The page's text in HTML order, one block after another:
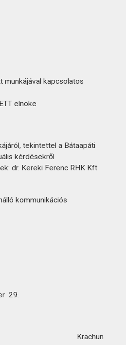
munkájával kapcsolatos
elnöke
tekintettel a Bátaapáti
kérdésekről
Kereki Ferenc RHK Kft
kommunikációs
29.